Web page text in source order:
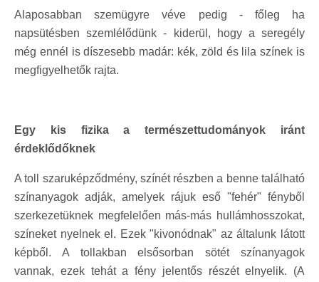
Alaposabban szemügyre véve pedig - főleg ha
napsütésben szemlélődünk - kiderül, hogy a seregély
még ennél is díszesebb madár: kék, zöld és lila színek is
megfigyelhetők rajta.
Egy kis fizika a természettudományok iránt
érdeklődőknek
A toll szaruképződmény, színét részben a benne található
színanyagok adják, amelyek rájuk eső "fehér" fényből
szerkezetüknek megfelelően más-más hullámhosszokat,
színeket nyelnek el. Ezek "kivonódnak" az általunk látott
képből. A tollakban elsősorban sötét színanyagok
vannak, ezek tehát a fény jelentős részét elnyelik. (A